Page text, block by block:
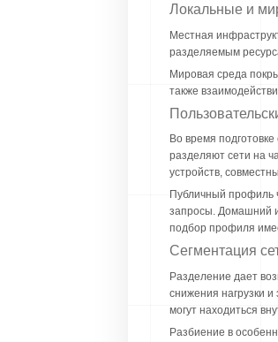
Локальные и
Местная
разделяемым
Мировая среда
также
Во время
разделяют сети на
устройств,
Публичный профиль
запросы. Домашний
подбор профиля
Сегментация
Разделение дает
снижения нагрузки
могут находиться
Разбиение в